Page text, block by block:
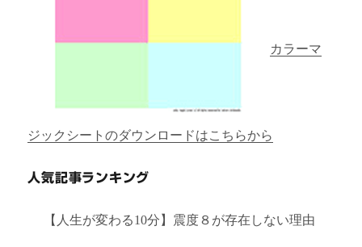
カラーマ
ジックシートのダウンロードはこちらから
人気記事ランキング
【人生が変わる10分】震度８が存在しない理由